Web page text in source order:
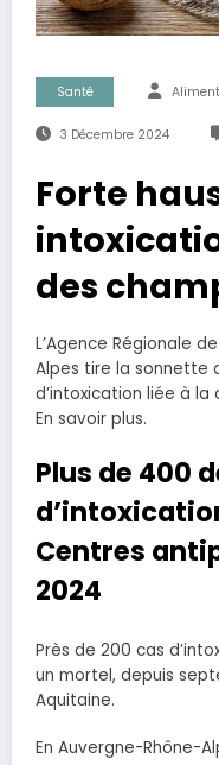
Santé
3 Décembre 2024
Forte
des
L’Agence Régionale
Alpes tire la sonnette
d’intoxication liée à
En savoir plus.
Plus de 400
Centres
2024
Près de 200 cas
un mortel, depuis
Aquitaine.
En Auvergne-Rhône-